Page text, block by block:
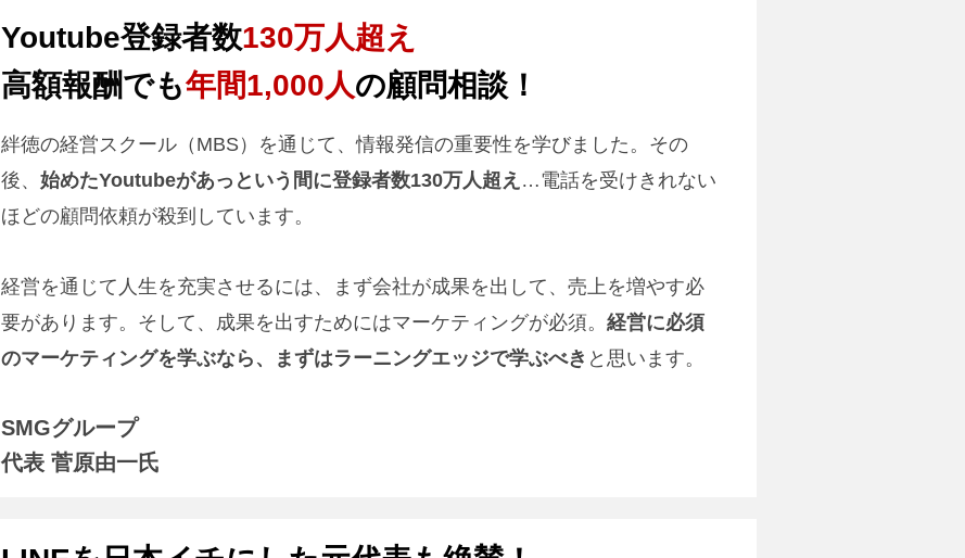
Youtube登録者数130万人超え
高額報酬でも年間1,000人の顧問相談！
絆徳の経営スクール（MBS）を通じて、情報発信の重要性を学びました。その
後、始めたYoutubeがあっという間に登録者数130万人超え …電話を受けきれない
ほどの顧問依頼が殺到しています。
経営を通じて人生を充実させるには、まず会社が成果を出して、売上を増やす必
要があります。そして、成果を出すためにはマーケティングが必須。経営に必須
のマーケティングを学ぶなら、まずはラーニングエッジで学ぶべき と思います。
SMGグループ
代表 菅原由一氏